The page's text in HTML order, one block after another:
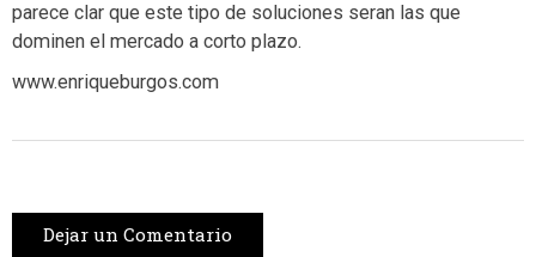
parece clar que este tipo de soluciones seran las que
dominen el mercado a corto plazo.
www.enriqueburgos.com
Dejar un Comentario